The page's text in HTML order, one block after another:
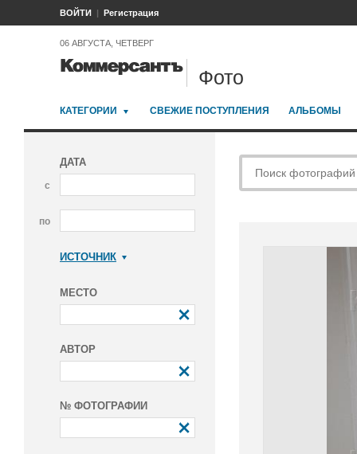
ВОЙТИ Регистрация
06 АВГУСТА, ЧЕТВЕРГ
Фото
КАТЕГОРИИ СВЕЖИЕ ПОСТУПЛЕНИЯ АЛЬБОМЫ
ДАТА
с
по
ИСТОЧНИК
МЕСТО
АВТОР
№ ФОТОГРАФИИ